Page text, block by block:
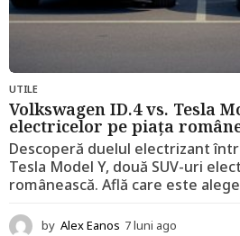
UTILE
Volkswagen ID.4 vs. Tesla
electricelor pe piața
Descoperă duelul electrizant
Tesla Model Y, două SUV-uri
românească. Află care este
by Alex Eanos 7 luni ago